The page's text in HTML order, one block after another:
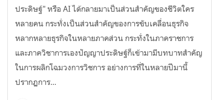
ประดิษฐ์" หรือ AI ได้กลายมาเป็นส่วนสำคัญของชีวิตใคร
หลายคน กระทั่งเป็นส่วนสำคัญของการขับเคลื่อนธุรกิจ
หลากหลายธุรกิจในหลายภาคส่วน กระทั่งในภาคราชการ
และภาควิชาการเองปัญญาประดิษฐ์ก็เข้ามามีบทบาทสำคัญ
ในการผลิกโฉมวงการวิชการ อย่างการที่ในหลายปีมานี้
ปรากฏการ...